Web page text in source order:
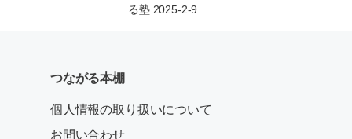
る塾 2025-2-9
つながる本棚
個人情報の取り扱いについて
お問い合わせ